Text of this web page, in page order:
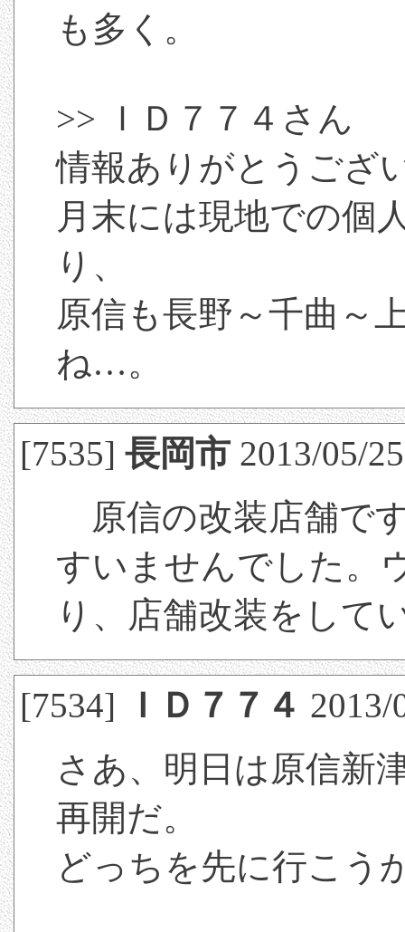
も多く。
>> ＩＤ７７４さん
情報ありがとうござ
月末には現地での個
り、
原信も長野～千曲～
ね…。
[7535]長岡市 2013/05/
原信の改装店舗で
すいませんでした。
り、店舗改装をして
[7534] ＩＤ７７４ 2013/
さあ、明日は原信新
再開だ。
どっちを先に行こう